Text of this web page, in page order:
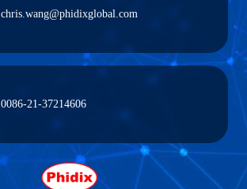
chris.wang@phidixglobal.com
0086-21-37214606